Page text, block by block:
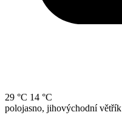
29 °C 14 °C
polojasno, jihovýchodní větřík